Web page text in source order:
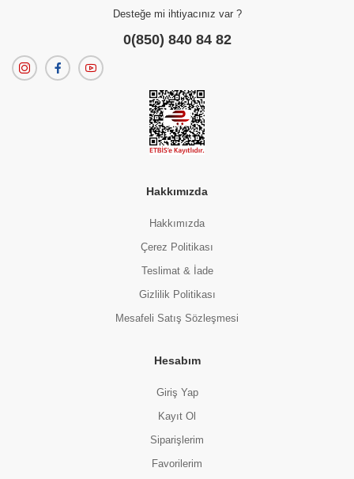
Desteğe mi ihtiyacınız var ?
0(850) 840 84 82
Hakkımızda
Hakkımızda
Çerez Politikası
Teslimat & İade
Gizlilik Politikası
Mesafeli Satış Sözleşmesi
Hesabım
Giriş Yap
Kayıt Ol
Siparişlerim
Favorilerim